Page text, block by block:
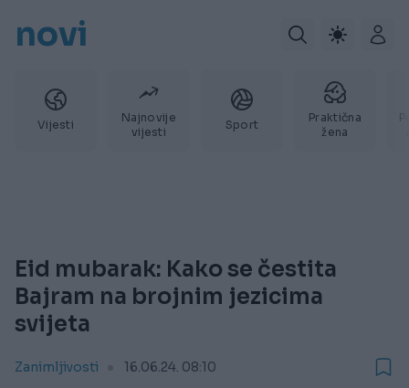
novi
Vijesti
Najnovije
vijesti
Sport
Praktična
žena
Eid mubarak: Kako se čestita
Bajram na brojnim jezicima
svijeta
Zanimljivosti 16.06.24. 08:10